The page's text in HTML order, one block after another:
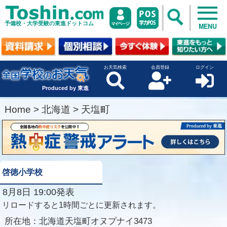
予備校・大学受験の東進ドットコム MENU
Produced by 東進
お天気検索 会員登録 ログイン
Home > 北海道 > 天塩町
啓徳小学校
8月8日 19:00発表
リロードすると1時間ごとに更新されます。
所在地： 北海道天塩町オヌプナイ3473